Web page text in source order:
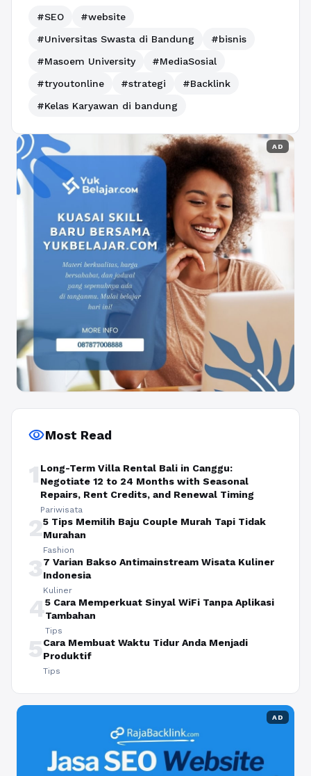
#SEO
#website
#Universitas Swasta di Bandung
#bisnis
#Masoem University
#MediaSosial
#tryoutonline
#strategi
#Backlink
#Kelas Karyawan di bandung
AD
visibilityMost Read
1 Long-Term Villa Rental Bali in Canggu:
Negotiate 12 to 24 Months with Seasonal
Repairs, Rent Credits, and Renewal Timing
Pariwisata
25 Tips Memilih Baju Couple Murah Tapi Tidak
Murahan
Fashion
37 Varian Bakso Antimainstream Wisata Kuliner
Indonesia
Kuliner
45 Cara Memperkuat Sinyal WiFi Tanpa Aplikasi
Tambahan
Tips
5Cara Membuat Waktu Tidur Anda Menjadi
Produktif
Tips
AD